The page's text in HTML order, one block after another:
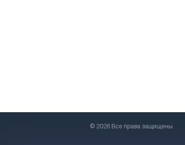
© 2026 Все права защищены.